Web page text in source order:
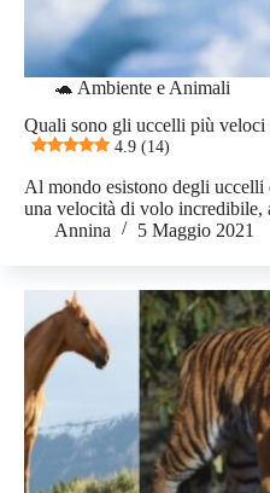
🐢 Ambiente e Animali
Quali sono gli uccelli più veloci
4.9 (14)
Al mondo esistono degli uccelli
una velocità di volo incredibile,
Annina
5 Maggio 2021